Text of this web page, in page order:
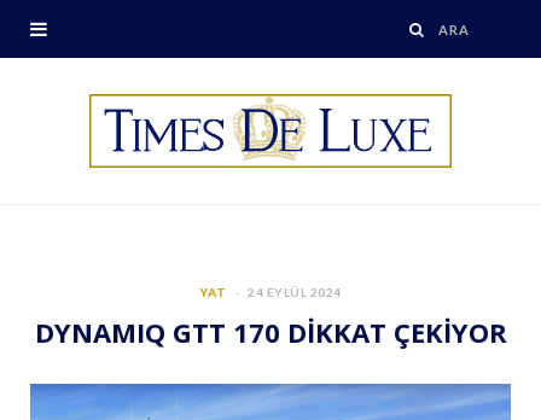
YAT 24 EYLÜL 2024
DYNAMIQ GTT 170 DİKKAT ÇEKİYOR